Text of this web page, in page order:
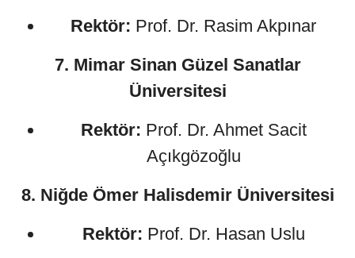
Rektör: Prof. Dr. Rasim Akpınar
7. Mimar Sinan Güzel Sanatlar
Üniversitesi
Rektör: Prof. Dr. Ahmet Sacit
Açıkgözoğlu
8. Niğde Ömer Halisdemir Üniversitesi
Rektör: Prof. Dr. Hasan Uslu